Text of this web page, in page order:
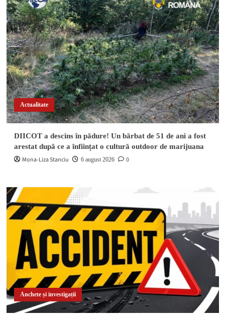
Actualitate
DIICOT a descins în pădure! Un bărbat de 51 de ani a fost
arestat după ce a înființat o cultură outdoor de marijuana
Mona-Liza Stanciu 6 august 2026 0
Anchete și investigații